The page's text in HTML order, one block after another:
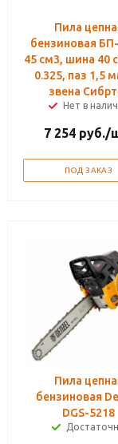
Пила
бензиновая
45 см3, шина 40
0.325, паз 1,5
звена
Нет в
7 254 руб./
ПОД ЗАКАЗ
Пила
бензиновая
DGS-5218